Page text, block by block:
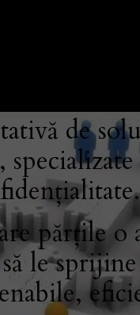
de
părțile
le